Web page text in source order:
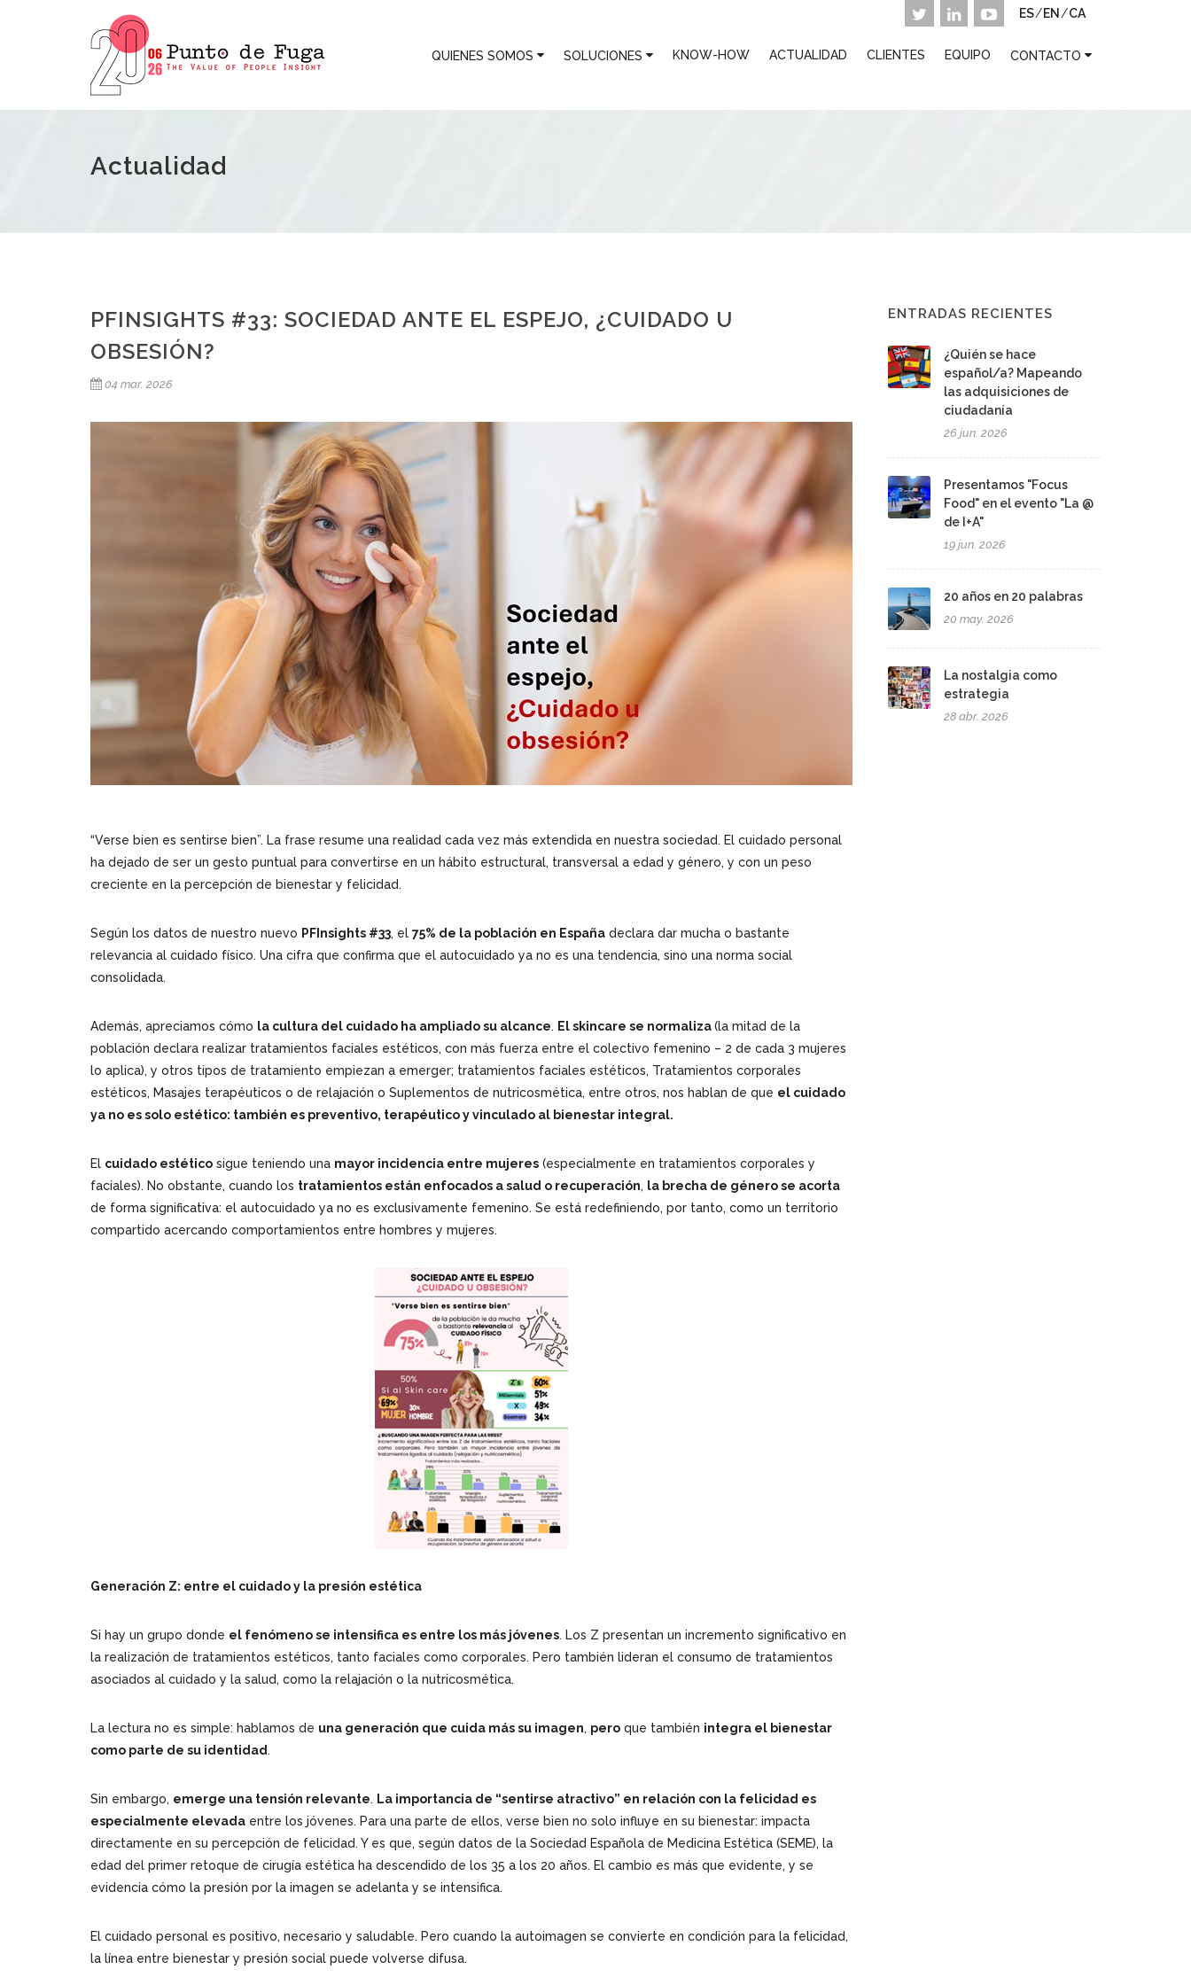
ES/EN /CA
QUIENES SOMOS SOLUCIONES KNOW-HOW ACTUALIDAD CLIENTES EQUIPO CONTACTO
Actualidad
PFINSIGHTS #33: SOCIEDAD ANTE EL ESPEJO, ¿CUIDADO U
OBSESIÓN?
04 mar. 2026
“Verse bien es sentirse bien”. La frase resume una realidad cada vez más extendida en nuestra sociedad. El cuidado personal
ha dejado de ser un gesto puntual para convertirse en un hábito estructural, transversal a edad y género, y con un peso
creciente en la percepción de bienestar y felicidad.
Según los datos de nuestro nuevo PFInsights #33, el 75% de la población en España declara dar mucha o bastante
relevancia al cuidado físico. Una cifra que confirma que el autocuidado ya no es una tendencia, sino una norma social
consolidada.
Además, apreciamos cómo la cultura del cuidado ha ampliado su alcance. El skincare se normaliza(la mitad de la
población declara realizar tratamientos faciales estéticos, con más fuerza entre el colectivo femenino – 2 de cada 3 mujeres
lo aplica), y otros tipos de tratamiento empiezan a emerger; tratamientos faciales estéticos, Tratamientos corporales
estéticos, Masajes terapéuticos o de relajación o Suplementos de nutricosmética, entre otros, nos hablan de que el cuidado
ya no es solo estético: también es preventivo, terapéutico y vinculado al bienestar integral.
El cuidado estético sigue teniendo una mayor incidencia entre mujeres (especialmente en tratamientos corporales y
faciales). No obstante, cuando los tratamientos están enfocados a salud o recuperación, la brecha de género se acorta
de forma significativa: el autocuidado ya no es exclusivamente femenino. Se está redefiniendo, por tanto, como un territorio
compartido acercando comportamientos entre hombres y mujeres.
Generación Z: entre el cuidado y la presión estética
Si hay un grupo donde el fenómeno se intensifica es entre los más jóvenes. Los Z presentan un incremento significativo en
la realización de tratamientos estéticos, tanto faciales como corporales. Pero también lideran el consumo de tratamientos
asociados al cuidado y la salud, como la relajación o la nutricosmética.
La lectura no es simple: hablamos de una generación que cuida más su imagen, pero que también integra el bienestar
como parte de su identidad .
Sin embargo, emerge una tensión relevante. La importancia de “sentirse atractivo” en relación con la felicidad es
especialmente elevada entre los jóvenes. Para una parte de ellos, verse bien no solo influye en su bienestar: impacta
directamente en su percepción de felicidad. Y es que, según datos de la Sociedad Española de Medicina Estética (SEME), la
edad del primer retoque de cirugía estética ha descendido de los 35 a los 20 años. El cambio es más que evidente, y se
evidencia cómo la presión por la imagen se adelanta y se intensifica.
El cuidado personal es positivo, necesario y saludable. Pero cuando la autoimagen se convierte en condición para la felicidad,
la línea entre bienestar y presión social puede volverse difusa.
ENTRADAS RECIENTES
¿Quién se hace
español/a? Mapeando
las adquisiciones de
ciudadanía
26 jun. 2026
Presentamos "Focus
Food" en el evento "La @
de I+A"
19 jun. 2026
20 años en 20 palabras
20 may. 2026
La nostalgia como
estrategia
28 abr. 2026